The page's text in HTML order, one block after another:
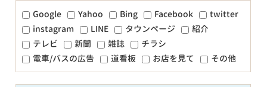
Google Yahoo Bing Facebook
twitter
instagram
LINE タウンページ
紹介
テレビ
新聞 雑誌
チラシ
電車/バスの広告
道看板 お店を見て その他